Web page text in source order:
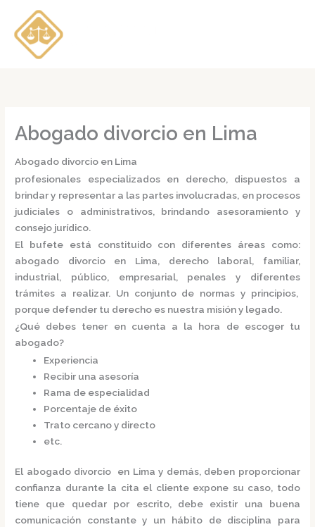
contenido
Abogado divorcio en Lima
Abogado divorcio en Lima
profesionales especializados en derecho, dispuestos a
brindar y representar a las partes involucradas, en procesos
judiciales o administrativos, brindando asesoramiento y
consejo jurídico.
El bufete está constituido con diferentes áreas como:
abogado divorcio en Lima,
derecho laboral, familiar,
industrial, público, empresarial, penales y diferentes
trámites a realizar. Un conjunto de normas y principios,
porque defender tu derecho es nuestra misión y legado.
¿Qué debes tener en cuenta a la hora de escoger tu
abogado?
Experiencia
Recibir una asesoría
Rama de especialidad
Porcentaje de éxito
Trato cercano y directo
etc.
El abogado divorcio en Limay demás, deben proporcionar
confianza durante la cita el cliente expone su caso, todo
tiene que quedar por escrito, debe existir una buena
comunicación constante y un hábito de disciplina para